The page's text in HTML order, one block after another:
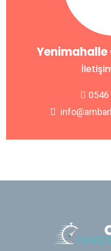
Yenimahalle
0546